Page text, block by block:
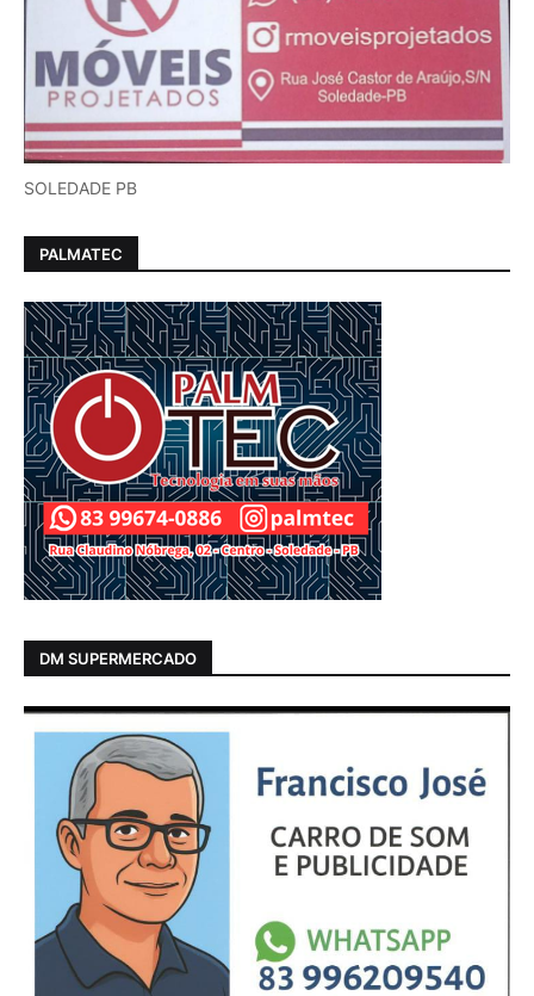
SOLEDADE PB
PALMATEC
DM SUPERMERCADO